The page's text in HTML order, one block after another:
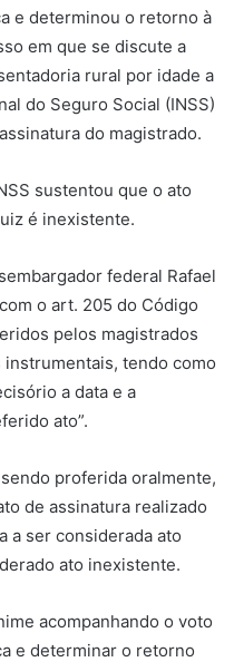
e determinou o retorno à
em que se discute a
rural por idade a
do Seguro Social (INSS)
do magistrado.
sustentou que o ato
é inexistente.
federal Rafael
o art. 205 do Código
pelos magistrados
tendo como
a data e a
ato”.
proferida oralmente,
de assinatura realizado
a ser considerada ato
ato inexistente.
acompanhando o voto
e determinar o retorno